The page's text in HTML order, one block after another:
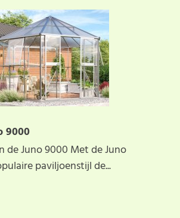
9000
de Juno 9000 Met de Juno
paviljoenstijl de...